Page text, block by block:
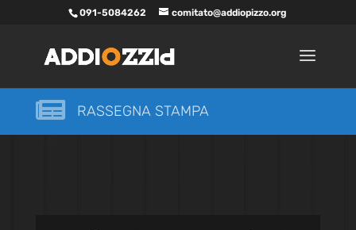
091-5084262 comitato@addiopizzo.org
 RASSEGNA STAMPA